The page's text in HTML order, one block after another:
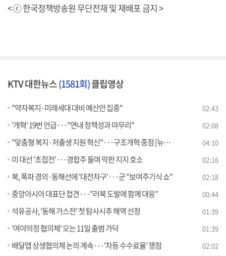
< ⓒ 한국정책방송원 무단전재 및 재배포 금지 >
KTV 대한뉴스(1581회)클립영상
"약자복지·미래세대 대비 예산안 집중" 02:43
'개혁' 19번 언급···"연내 정책성과 마무리" 02:08
"맞춤형 복지·저출생 지원 혁신"···구조개혁 중점 [뉴스의 맥] 04:10
미 대선 '초접전'···경합주 돌며 막판 지지 호소 02:16
북, 폭파 경의·동해선에 '대전차구'···군 "보여주기식 쇼" 02:18
중앙아시아 대표단 접견···"러북 도발에 함께 대응" 00:44
석유공사, '동해 가스전' 첫 탐사시추 해역 선정 01:39
'여야의정 협의체' 오는 11일 출범 가닥 01:39
배달앱 상생협의체 논의 계속···'차등 수수료율' 쟁점 02:02